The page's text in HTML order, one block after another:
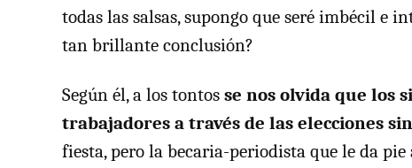
todas las salsas, supongo que seré imbécil e
tan brillante conclusión?
Según él, a los tontos se nos olvida que los
trabajadores a través de las elecciones
fiesta, pero la becaria-periodista que le da